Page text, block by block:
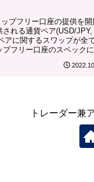
プフリー口座の提供を開
れる通貨ペア(USD/JPY,
アに関するスワップが全
フリー口座のスペックに
トレーダー兼